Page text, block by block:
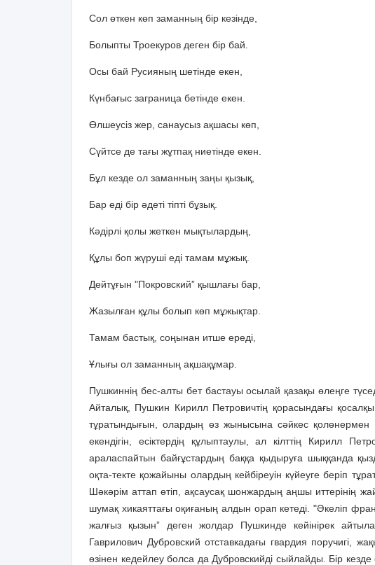
Сол өткен көп заманның бір кезінде,
Болыпты Троекуров деген бір бай.
Осы бай Русияның шетінде екен,
Күнбағыс заграница бетінде екен.
Өлшеусіз жер, санаусыз ақшасы көп,
Сүйтсе де тағы жұтпақ ниетінде екен.
Бұл кезде ол заманның заңы қызық,
Бар еді бір әдеті тіпті бұзық.
Кәдірлі қолы жеткен мықтылардың,
Құлы боп жүруші еді тамам мұжық.
Дейтұғын "Покровский” қышлағы бар,
Жазылған құлы болып көп мұжықтар.
Тамам бастық, соңынан итше ереді,
Ұлығы ол заманның ақшақұмар.
Пушкиннің бес-алты бет бастауы осылай қазақы өлеңге
Айталық, Пушкин Кирилл Петровичтің қорасындағы
тұратындығын, олардың өз жынысына сәйкес қолөнермен
екендігін, есіктердің құлыптаулы, ал кілттің Кирилл
араласпайтын байғұстардың баққа қыдыруға шыққанда
оқта-текте қожайыны олардың кейбіреуін күйеуге беріп
Шәкәрім аттап өтіп, ақсаусақ шонжардың аңшы иттерінің
шумақ хикаяттағы оқиғаның алдын орап кетеді. "Әкеліп
жалғыз қызын” деген жолдар Пушкинде кейінірек
Гаврилович Дубровский отставкадағы гвардия поручигі,
өзінен кедейлеу болса да Дубровскийді сыйлайды. Бір